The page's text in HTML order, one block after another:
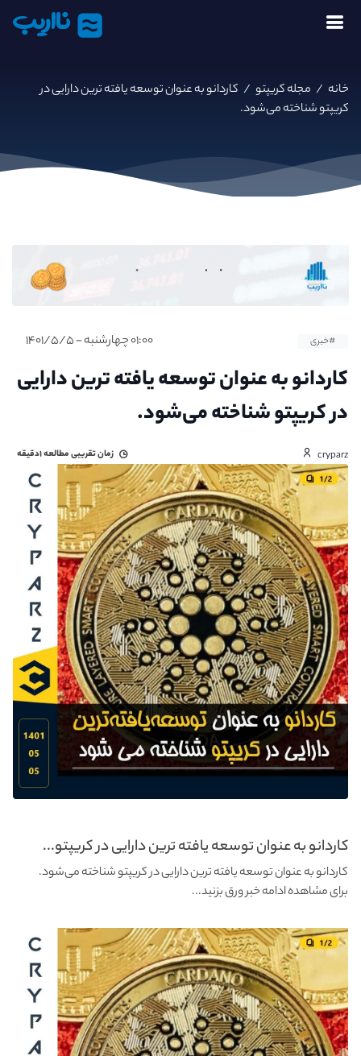
نااریب
خانه / مجله کریپتو / کاردانو به عنوان توسعه یافته ترین دارایی در
کریپتو شناخته می‌شود.
#خبری ۰۱:۰۰ چهارشنبه - ۱۴۰۱/۵/۵
کاردانو به عنوان توسعه یافته ترین دارایی
در کریپتو شناخته می‌شود.
cryparz زمان تقریبی مطالعه۱دقیقه
کاردانو به عنوان توسعه یافته ترین دارایی در کریپتو...
کاردانو به عنوان توسعه یافته ترین دارایی در کریپتو شناخته می‌شود.
برای مشاهده ادامه خبر ورق بزنید...